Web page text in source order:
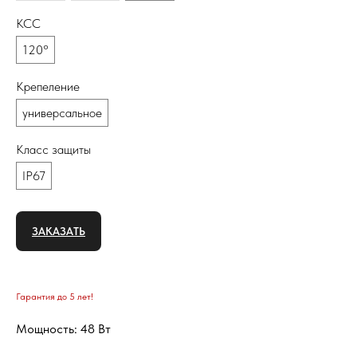
КСС
120°
Крепеление
универсальное
Класс защиты
IP67
ЗАКАЗАТЬ
Гарантия до 5 лет!
Мощность: 48 Вт